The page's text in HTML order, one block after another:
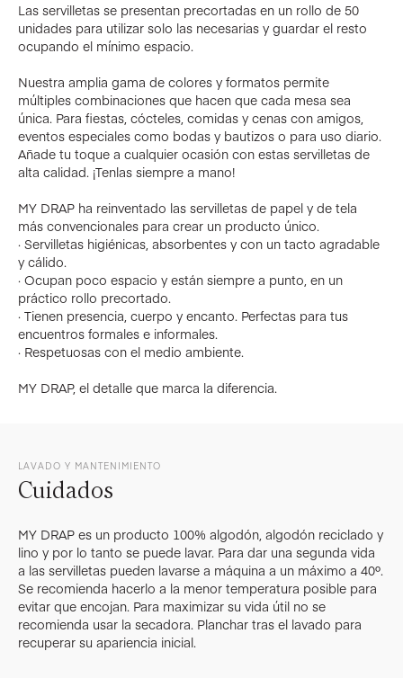
Las servilletas se presentan precortadas en un rollo de 50
unidades para utilizar solo las necesarias y guardar el resto
ocupando el mínimo espacio.
Nuestra amplia gama de colores y formatos permite
múltiples combinaciones que hacen que cada mesa sea
única. Para fiestas, cócteles, comidas y cenas con amigos,
eventos especiales como bodas y bautizos o para uso diario.
Añade tu toque a cualquier ocasión con estas servilletas de
alta calidad. ¡Tenlas siempre a mano!
MY DRAP ha reinventado las servilletas de papel y de tela
más convencionales para crear un producto único.
· Servilletas higiénicas, absorbentes y con un tacto agradable
y cálido.
· Ocupan poco espacio y están siempre a punto, en un
práctico rollo precortado.
· Tienen presencia, cuerpo y encanto. Perfectas para tus
encuentros formales e informales.
· Respetuosas con el medio ambiente.
MY DRAP, el detalle que marca la diferencia.
LAVADO Y MANTENIMIENTO
Cuidados
MY DRAP es un producto 100% algodón, algodón reciclado y
lino y por lo tanto se puede lavar. Para dar una segunda vida
a las servilletas pueden lavarse a máquina a un máximo a 40º.
Se recomienda hacerlo a la menor temperatura posible para
evitar que encojan. Para maximizar su vida útil no se
recomienda usar la secadora. Planchar tras el lavado para
recuperar su apariencia inicial.